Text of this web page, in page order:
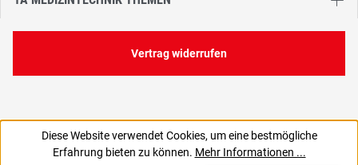
7,18 €
Vertrag widerrufen
Diese Website verwendet Cookies, um eine bestmögliche
Erfahrung bieten zu können. Mehr Informationen ...